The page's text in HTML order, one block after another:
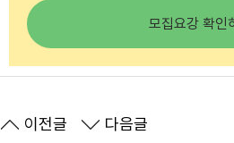
모집요강 확인
이전글 다음글